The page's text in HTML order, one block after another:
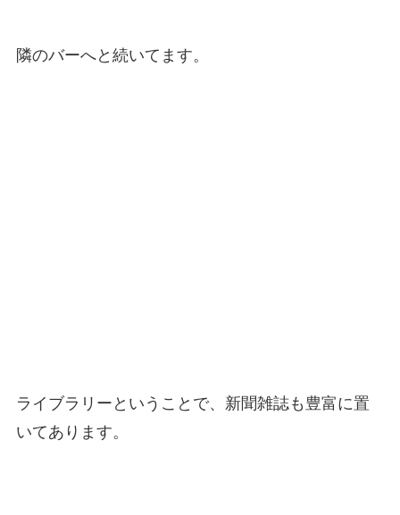
隣のバーへと続いてます。
ライブラリーということで、新聞雑誌も豊富に置
いてあります。